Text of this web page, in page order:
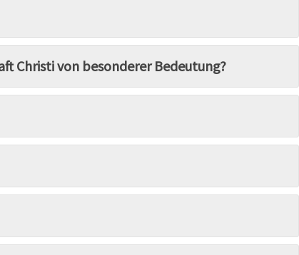
Christi von besonderer Bedeutung?